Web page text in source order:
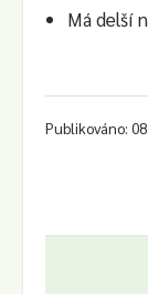
Má delší
Publikováno: